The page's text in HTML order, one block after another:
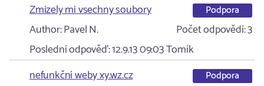
Zmizely mi vsechny soubory
Podpora
Author:Pavel N. Počet odpovědí:3
Poslední odpověď:12.9.13 09:03Tomík
nefunkční weby xy.wz.cz
Podpora